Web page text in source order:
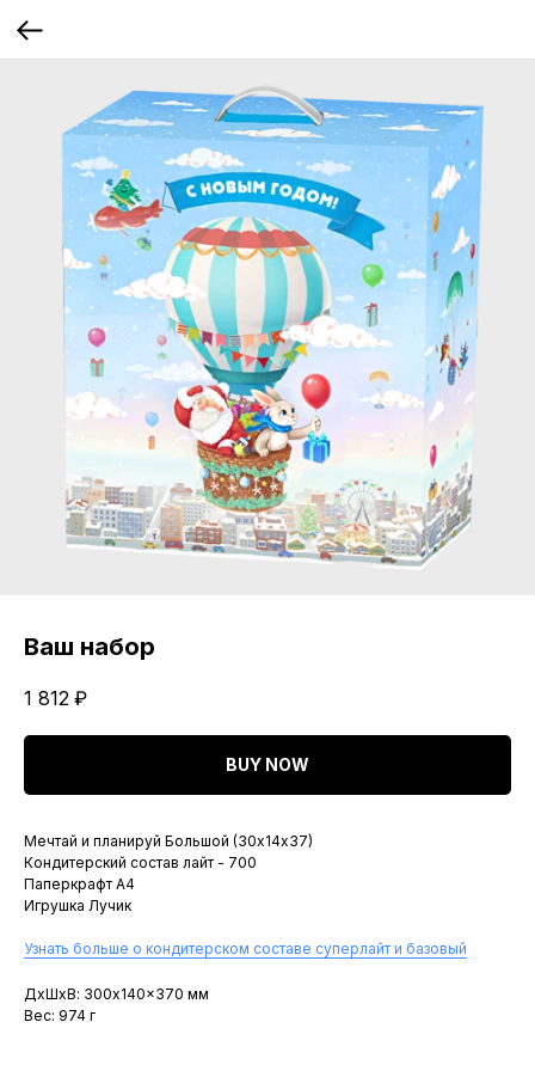
Ваш набор
1 812 ₽
BUY NOW
Мечтай и планируй Большой (30х14х37)
Кондитерский состав лайт - 700
Паперкрафт A4
Игрушка Лучик
Узнать больше о кондитерском составе суперлайт и базовый
ДxШxВ: 300x140x370 мм
Вес: 974 г